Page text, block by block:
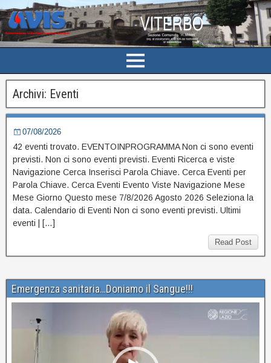
Archivi: Eventi
07/08/2026
42 eventi trovato. EVENTOINPROGRAMMA Non ci sono eventi
previsti. Non ci sono eventi previsti. Eventi Ricerca e viste
Navigazione Cerca Inserisci Parola Chiave. Cerca Eventi per
Parola Chiave. Cerca Eventi Evento Viste Navigazione Mese
Mese Giorno Questo mese 7/8/2026 Agosto 2026 Seleziona la
data. Calendario di Eventi Non ci sono eventi previsti. Ultimi
eventi | […]
Read Post
Emergenza sanitaria…Doniamo il Sangue!!!
Player